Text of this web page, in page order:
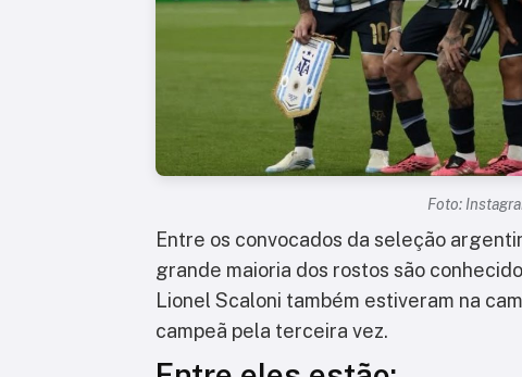
Foto:
Entre os convocados da seleção
grande maioria dos rostos são
Lionel Scaloni também estiveram na
campeã pela terceira vez.